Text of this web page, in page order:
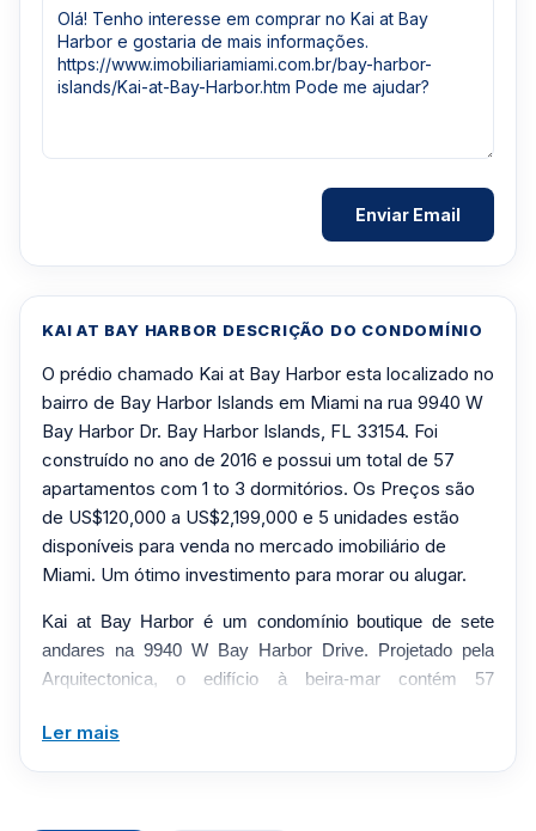
KAI AT BAY HARBOR DESCRIÇÃO DO CONDOMÍNIO
O prédio chamado Kai at Bay Harbor esta localizado no
bairro de Bay Harbor Islands em Miami na rua 9940 W
Bay Harbor Dr. Bay Harbor Islands, FL 33154. Foi
construído no ano de 2016 e possui um total de 57
apartamentos com 1 to 3 dormitórios. Os Preços são
de US$120,000 a US$2,199,000 e 5 unidades estão
disponíveis para venda no mercado imobiliário de
Miami. Um ótimo investimento para morar ou alugar.
Kai at Bay Harbor é um condomínio boutique de sete
andares na 9940 W Bay Harbor Drive. Projetado pela
Arquitectonica, o edifício à beira-mar contém 57
vidro com vista para o canal ou para as ilhas Bay Harbor.
Ler mais